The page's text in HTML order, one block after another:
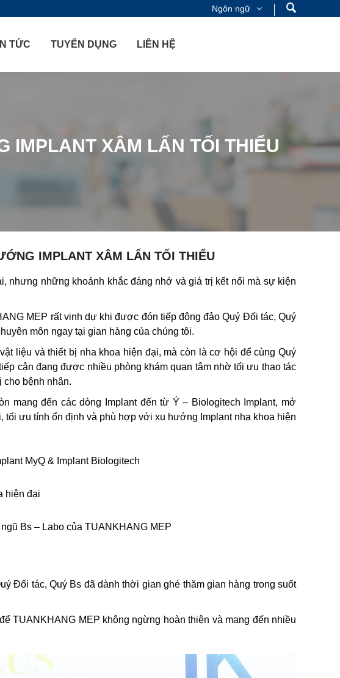
Ngôn ngữ
TỨC TUYỂN DỤNG LIÊN HỆ
IMPLANT XÂM LẤN TỐI THIỂU
IMPLANT XÂM LẤN TỐI THIỂU
nhưng những khoảnh khắc đáng nhớ và giá trị kết nối mà sự kiện
MEP rất vinh dự khi được đón tiếp đông đảo Quý Đối tác, Quý
môn ngay tại gian hàng của chúng tôi.
liệu và thiết bị nha khoa hiện đại, mà còn là cơ hội để cùng Quý
cận đang được nhiều phòng khám quan tâm nhờ tối ưu thao tác
cho bệnh nhân.
mang đến các dòng Implant đến từ Ý – Biologitech Implant, mở
ưu tính ổn định và phù hợp với xu hướng Implant nha khoa hiện
MyQ & Implant Biologitech
hiện đại
Bs – Labo của TUANKHANG MEP
Đối tác, Quý Bs đã dành thời gian ghé thăm gian hàng trong suốt
TUANKHANG MEP không ngừng hoàn thiện và mang đến nhiều